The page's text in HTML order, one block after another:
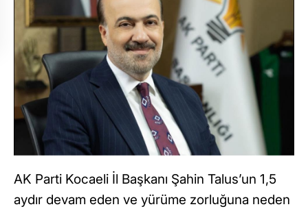
AK Parti Kocaeli İl Başkanı Şahin Talus’un 1,5
aydır devam eden ve yürüme zorluğuna neden